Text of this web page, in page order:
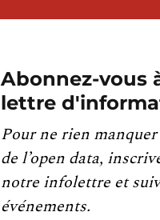
Abonnez-vous
lettre
Pour ne rien manquer
de l’open data,
notre infolettre et
événements.